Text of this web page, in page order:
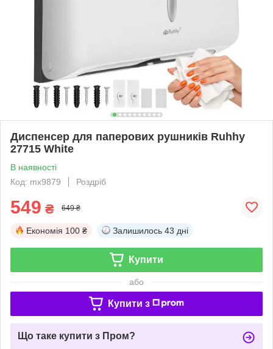
Диспенсер для паперових рушників Ruhhy
27715 White
В наявності
Код: mx9879
Роздріб
549 ₴ 649 ₴
Економія 100 ₴ Залишилось 43 дні
Купити
або
Купити з
Що таке купити з Пром?